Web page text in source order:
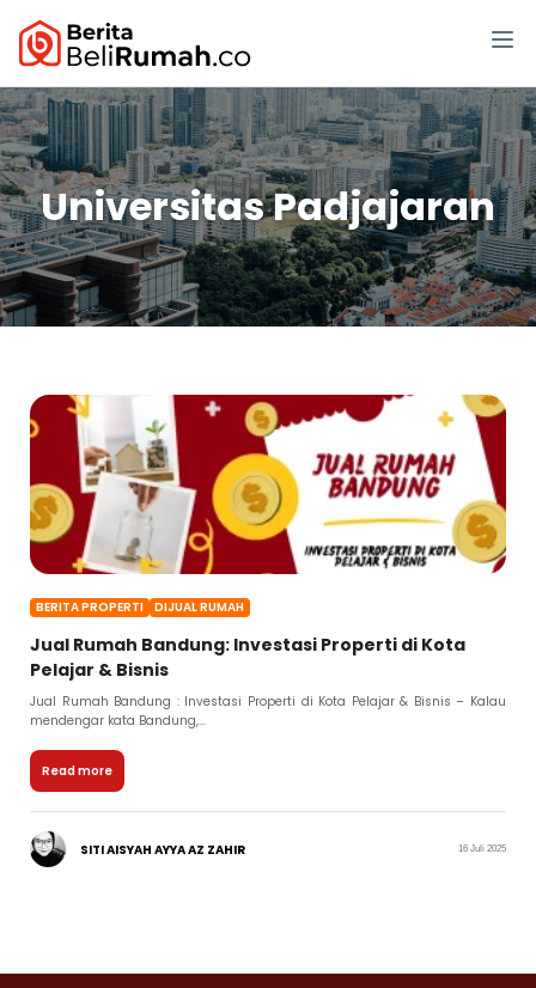
Universitas Padjajaran
BERITA PROPERTI DIJUAL RUMAH
Jual Rumah Bandung: Investasi Properti di Kota
Pelajar & Bisnis
Jual Rumah Bandung : Investasi Properti di Kota Pelajar & Bisnis – Kalau
mendengar kata Bandung,...
Read more
SITI AISYAH AYYA AZ ZAHIR 16 Juli 2025